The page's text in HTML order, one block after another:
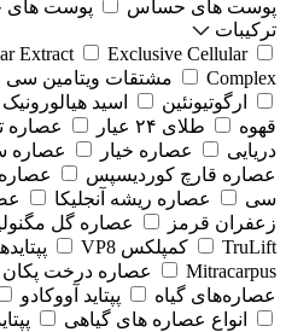
پوست های حساس
پوست های
ترکیبات
Extract
Exclusive Cellular
Complex
مشتقات ویتامین سی
ارگوتیونئین
اسید هیالورونیک
قهوه
طلای ۲۴ عیار عصاره
دریایی
عصاره خیار عصاره
عصاره قارچ کوردیسپس
عصاره
سی
عصاره ریشه آنجلیکا
زعفران قرمز
عصاره گل
TruLift
کمپلکس VP8
Mitracarpus
عصاره درخت پکان
عصاره‌های گیاه
پپتاید آووکادو
انواع عصاره های گیاهی